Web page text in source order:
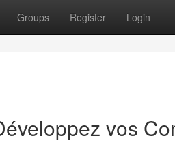
Groups Register Login
vos